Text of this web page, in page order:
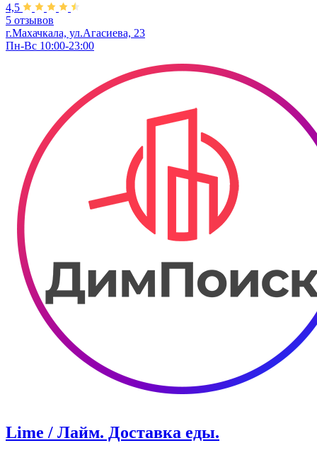
4,5
5 отзывов
г.Махачкала, ул.Агасиева, 23
Пн-Вс 10:00-23:00
Lime / Лайм. Доставка еды.